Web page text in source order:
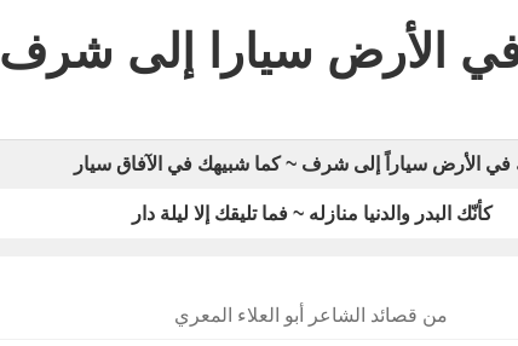
في الأرض سيارا إلى شرف
في الأرض سياراً إلى شرف ~ كما شبيهك في الآفاق سيار
كأنّك البدر والدنيا منازله ~ فما تليقك إلا ليلة دار
من قصائد الشاعر أبو العلاء المعري